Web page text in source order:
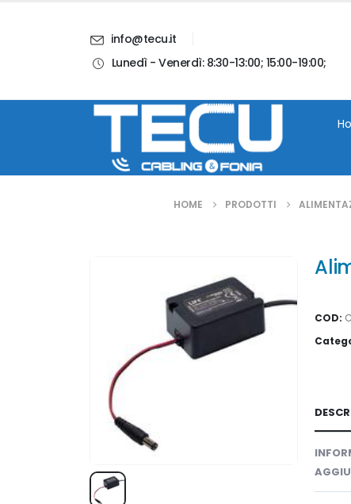
info@tecu.it
Lunedì - Venerdì: 8:30-13:00; 15:00-19:00;
HOME PRODOTTI
COD:
Blog Contatti Account